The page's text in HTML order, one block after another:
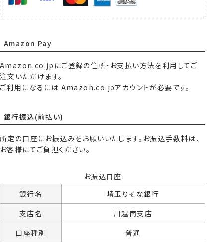
Amazon Pay
Amazon.co.jpにご登録の住所・お支払い方法を利用してご
注文いただけます。
ご利用になるには Amazon.co.jpアカウントが必要です。
銀行振込(前払い)
所定の口座にお振込みをお願いいたします。お振込手数料は、
お客様にてご負担ください。
お振込口座
銀行名
埼玉りそな銀行
支店名
川越南支店
口座種別
普通